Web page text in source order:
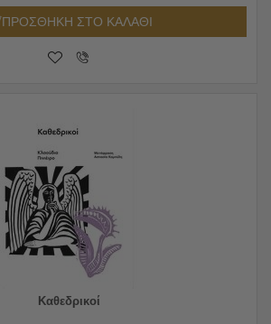
ΠΡΟΣΘΗΚΗ ΣΤΟ ΚΑΛΑΘΙ
Καθεδρικοί